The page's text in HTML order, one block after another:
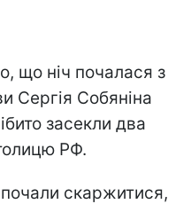
що ніч почалася з
Сергія Собяніна
засекли два
РФ.
скаржитися,